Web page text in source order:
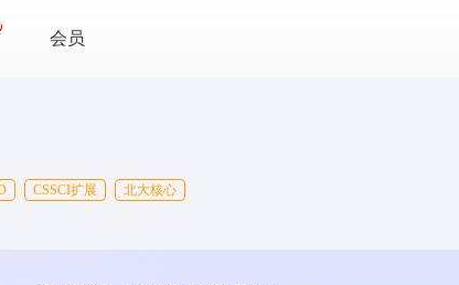
会员
CSSCI扩展 北大核心